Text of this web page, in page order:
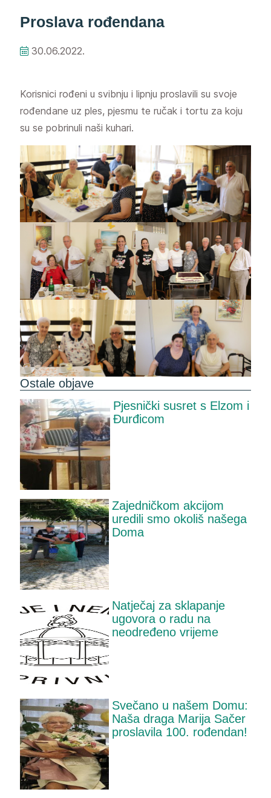
Proslava rođendana
30.06.2022.
Korisnici rođeni u svibnju i lipnju proslavili su svoje
rođendane uz ples, pjesmu te ručak i tortu za koju
su se pobrinuli naši kuhari.
Ostale objave
Pjesnički susret s Elzom i
Đurđicom
Zajedničkom akcijom
uredili smo okoliš našega
Doma
Natječaj za sklapanje
ugovora o radu na
neodređeno vrijeme
Svečano u našem Domu:
Naša draga Marija Sačer
proslavila 100. rođendan!